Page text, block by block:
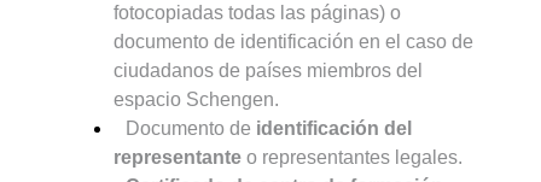
fotocopiadas todas las páginas) o
documento de identificación en el caso de
ciudadanos de países miembros del
espacio Schengen.
Documento de identificación del
representanteo representantes legales.